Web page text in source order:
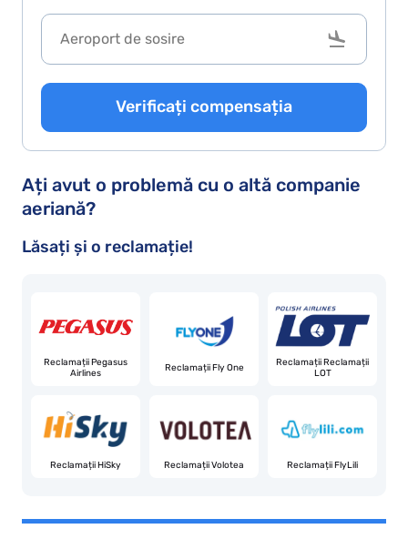
Verificați compensația
Ați avut o problemă cu o altă companie
aeriană?
Lăsați și o reclamație!
Reclamații Pegasus
Airlines
Reclamații Fly One
Reclamații Reclamații
LOT
Reclamații HiSky Reclamații Volotea Reclamații FlyLili